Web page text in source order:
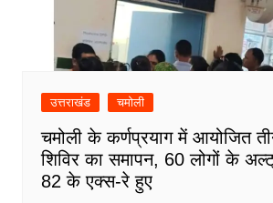
उत्तराखंड चमोली
चमोली के कर्णप्रयाग में आयोजित
शिविर का समापन, 60 लोगों के
82 के एक्स-रे हुए